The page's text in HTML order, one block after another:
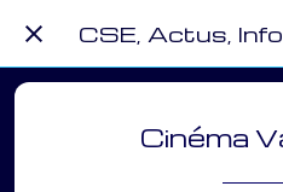
CSE, Actus,
Cinéma